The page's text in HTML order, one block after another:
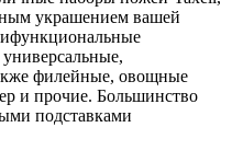
украшением вашей
филейные, овощные
и прочие. Большинство
подставками